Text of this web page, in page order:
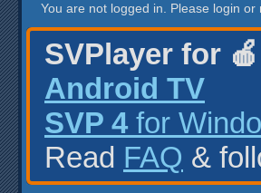
You are not logged in. Please login or
SVPlayer for 🍎
Android TV
SVP 4 for
Read FAQ &